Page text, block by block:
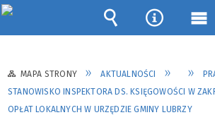
MAPA STRONY AKTUALNOŚCI
STANOWISKO INSPEKTORA DS. KSIĘGOWOŚCI W
OPŁAT LOKALNYCH W URZĘDZIE GMINY LUBRZY
Wyszukiwarka